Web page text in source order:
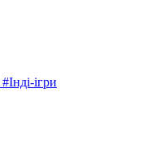
#Інді-ігри